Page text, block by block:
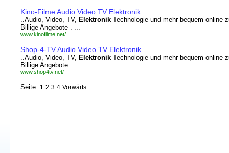
Kino-Filme Audio Video TV Elektronik
..Audio, Video, TV, Elektronik Technologie und mehr bequem online
Billige Angebote . ...
www.kinofilme.net/
Shop-4-TV Audio Video TV Elektronik
..Audio, Video, TV, Elektronik Technologie und mehr bequem online
Billige Angebote . ...
www.shop4tv.net/
Seite: 1 2 3 4 Vorwärts